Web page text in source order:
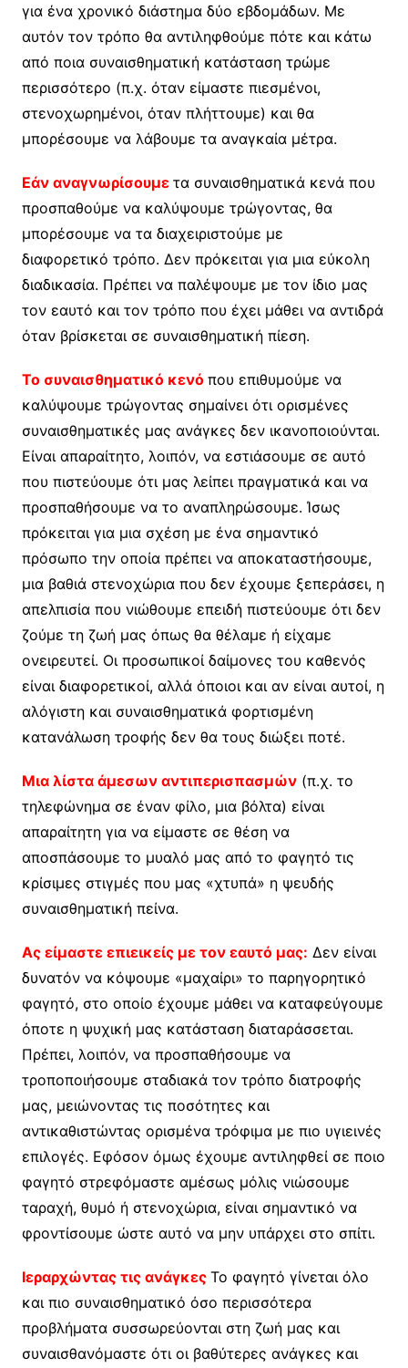
για ένα χρονικό διάστημα δύο εβδομάδων. Με
αυτόν τον τρόπο θα αντιληφθούμε πότε και κάτω
από ποια συναισθηματική κατάσταση τρώμε
περισσότερο (π.χ. όταν είμαστε πιεσμένοι,
στενοχωρημένοι, όταν πλήττουμε) και θα
μπορέσουμε να λάβουμε τα αναγκαία μέτρα.
Εάν αναγνωρίσουμε τα συναισθηματικά κενά που
προσπαθούμε να καλύψουμε τρώγοντας, θα
μπορέσουμε να τα διαχειριστούμε με
διαφορετικό τρόπο. Δεν πρόκειται για μια εύκολη
διαδικασία. Πρέπει να παλέψουμε με τον ίδιο μας
τον εαυτό και τον τρόπο που έχει μάθει να αντιδρά
όταν βρίσκεται σε συναισθηματική πίεση.
Το συναισθηματικό κενό που επιθυμούμε να
καλύψουμε τρώγοντας σημαίνει ότι ορισμένες
συναισθηματικές μας ανάγκες δεν ικανοποιούνται.
Είναι απαραίτητο, λοιπόν, να εστιάσουμε σε αυτό
που πιστεύουμε ότι μας λείπει πραγματικά και να
προσπαθήσουμε να το αναπληρώσουμε. Ίσως
πρόκειται για μια σχέση με ένα σημαντικό
πρόσωπο την οποία πρέπει να αποκαταστήσουμε,
μια βαθιά στενοχώρια που δεν έχουμε ξεπεράσει, η
απελπισία που νιώθουμε επειδή πιστεύουμε ότι δεν
ζούμε τη ζωή μας όπως θα θέλαμε ή είχαμε
ονειρευτεί. Οι προσωπικοί δαίμονες του καθενός
είναι διαφορετικοί, αλλά όποιοι και αν είναι αυτοί, η
αλόγιστη και συναισθηματικά φορτισμένη
κατανάλωση τροφής δεν θα τους διώξει ποτέ.
Μια λίστα άμεσων αντιπερισπασμών(π.χ. το
τηλεφώνημα σε έναν φίλο, μια βόλτα) είναι
απαραίτητη για να είμαστε σε θέση να
αποσπάσουμε το μυαλό μας από το φαγητό τις
κρίσιμες στιγμές που μας «χτυπά» η ψευδής
συναισθηματική πείνα.
Ας είμαστε επιεικείς με τον εαυτό μας: Δεν είναι
δυνατόν να κόψουμε «μαχαίρι» το παρηγορητικό
φαγητό, στο οποίο έχουμε μάθει να καταφεύγουμε
όποτε η ψυχική μας κατάσταση διαταράσσεται.
Πρέπει, λοιπόν, να προσπαθήσουμε να
τροποποιήσουμε σταδιακά τον τρόπο διατροφής
μας, μειώνοντας τις ποσότητες και
αντικαθιστώντας ορισμένα τρόφιμα με πιο υγιεινές
επιλογές. Εφόσον όμως έχουμε αντιληφθεί σε ποιο
φαγητό στρεφόμαστε αμέσως μόλις νιώσουμε
ταραχή, θυμό ή στενοχώρια, είναι σημαντικό να
φροντίσουμε ώστε αυτό να μην υπάρχει στο σπίτι.
Iεραρχώντας τις ανάγκες Το φαγητό γίνεται όλο
και πιο συναισθηματικό όσο περισσότερα
προβλήματα συσσωρεύονται στη ζωή μας και
συναισθανόμαστε ότι οι βαθύτερες ανάγκες και